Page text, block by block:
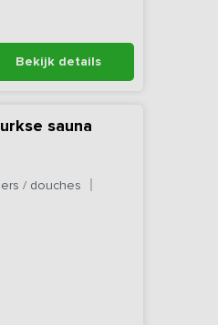
Bekijk details
sauna
/ douches